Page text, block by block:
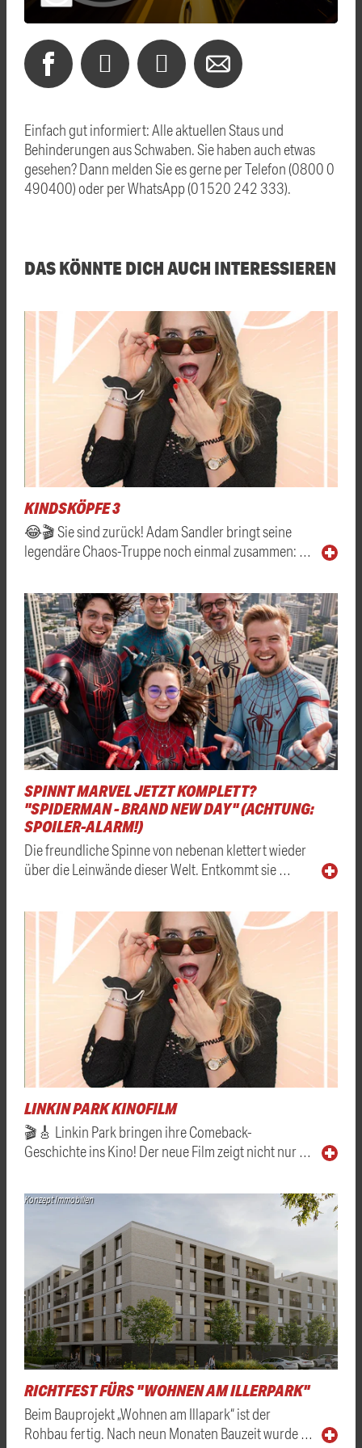
Einfach gut informiert: Alle aktuellen Staus und
Behinderungen aus Schwaben. Sie haben auch etwas
gesehen? Dann melden Sie es gerne per Telefon (0800 0
490400) oder per WhatsApp (01520 242 333).
DAS KÖNNTE DICH AUCH INTERESSIEREN
KINDSKÖPFE 3
😂🎬 Sie sind zurück! Adam Sandler bringt seine
legendäre Chaos-Truppe noch einmal zusammen: …
SPINNT MARVEL JETZT KOMPLETT?
"SPIDERMAN - BRAND NEW DAY" (ACHTUNG:
SPOILER-ALARM!)
Die freundliche Spinne von nebenan klettert wieder
über die Leinwände dieser Welt. Entkommt sie …
LINKIN PARK KINOFILM
🎬🎸 Linkin Park bringen ihre Comeback-
Geschichte ins Kino! Der neue Film zeigt nicht nur …
Konzept Immobilien
RICHTFEST FÜRS "WOHNEN AM ILLERPARK"
Beim Bauprojekt „Wohnen am Illapark“ ist der
Rohbau fertig. Nach neun Monaten Bauzeit wurde …